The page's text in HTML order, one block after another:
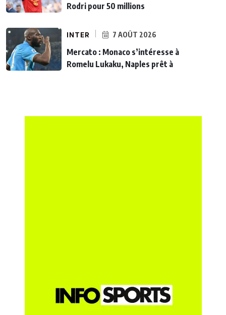
Rodri pour 50 millions
INTER 7 AOÛT 2026
Mercato : Monaco s’intéresse à
Romelu Lukaku, Naples prêt à